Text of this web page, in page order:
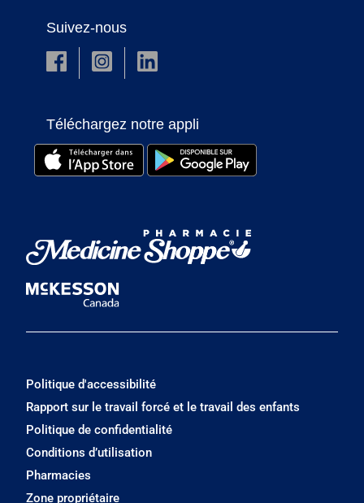
Suivez-nous
Téléchargez notre appli
Politique d'accessibilité
Rapport sur le travail forcé et le travail des enfants
Politique de confidentialité
Conditions d’utilisation
Pharmacies
Zone propriétaire